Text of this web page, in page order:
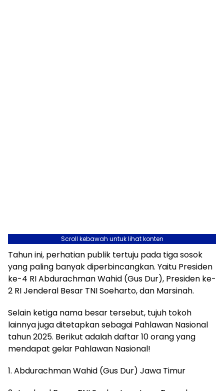
Scroll kebawah untuk lihat konten
Tahun ini, perhatian publik tertuju pada tiga sosok
yang paling banyak diperbincangkan. Yaitu Presiden
ke-4 RI Abdurachman Wahid (Gus Dur), Presiden ke-
2 RI Jenderal Besar TNI Soeharto, dan Marsinah.
Selain ketiga nama besar tersebut, tujuh tokoh
lainnya juga ditetapkan sebagai Pahlawan Nasional
tahun 2025. Berikut adalah daftar 10 orang yang
mendapat gelar Pahlawan Nasional!
1. Abdurachman Wahid (Gus Dur) Jawa Timur